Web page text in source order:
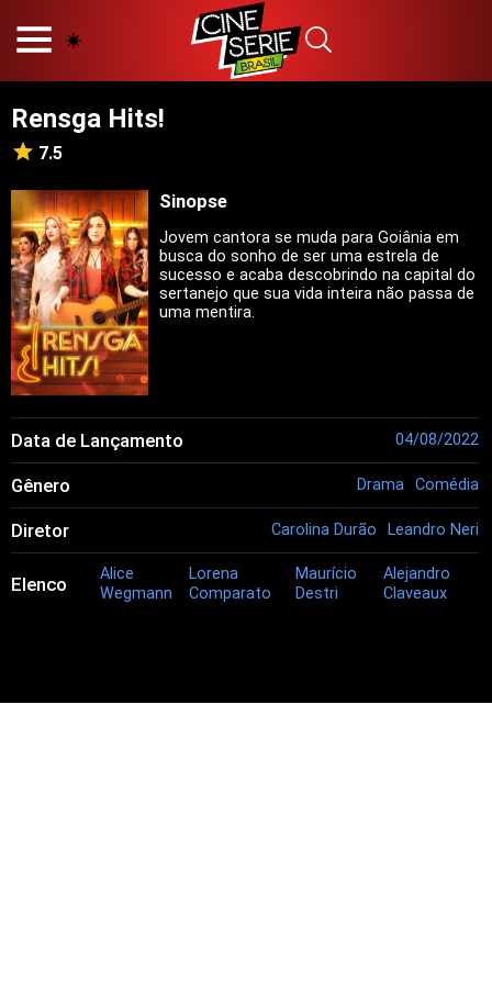
PRINCÍPIOS EDITORIAIS
POLÍTICA DE PRIVACIDADE
CONTATO
Hot
Popular
Tendência
Filmes
Séries
Novelas
Rensga Hits!
7.5
Sinopse
Jovem cantora se muda para Goiânia em
busca do sonho de ser uma estrela de
sucesso e acaba descobrindo na capital do
sertanejo que sua vida inteira não passa de
uma mentira.
Data de Lançamento 04/08/2022
Gênero Drama Comédia
Diretor Carolina Durão Leandro Neri
Elenco
Alice
Wegmann
Lorena
Comparato
Maurício
Destri
Alejandro
Claveaux